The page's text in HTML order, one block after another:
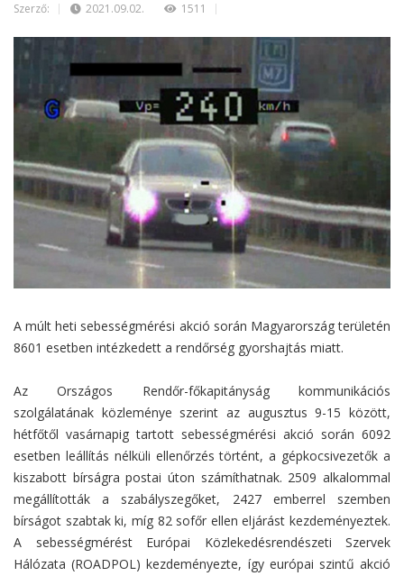
Szerző: 2021.09.02. 1511
A múlt heti sebességmérési akció során Magyarország területén
8601 esetben intézkedett a rendőrség gyorshajtás miatt.
Az Országos Rendőr-főkapitányság kommunikációs
szolgálatának közleménye szerint az augusztus 9-15 között,
hétfőtől vasárnapig tartott sebességmérési akció során 6092
esetben leállítás nélküli ellenőrzés történt, a gépkocsivezetők a
kiszabott bírságra postai úton számíthatnak. 2509 alkalommal
megállították a szabályszegőket, 2427 emberrel szemben
bírságot szabtak ki, míg 82 sofőr ellen eljárást kezdeményeztek.
A sebességmérést Európai Közlekedésrendészeti Szervek
Hálózata (ROADPOL) kezdeményezte, így európai szintű akció